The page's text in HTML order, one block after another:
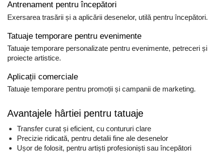
Antrenament pentru începători
Exersarea trasării și a aplicării desenelor, utilă pentru începători.
Tatuaje temporare pentru evenimente
Tatuaje temporare personalizate pentru evenimente, petreceri și
proiecte artistice.
Aplicații comerciale
Tatuaje temporare pentru promoții și campanii de marketing.
Avantajele hârtiei pentru tatuaje
Transfer curat și eficient, cu contururi clare
Precizie ridicată, pentru detalii fine ale desenelor
Ușor de folosit, pentru artiști profesioniști sau începători